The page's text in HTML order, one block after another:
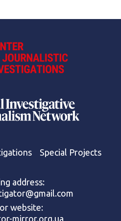
Special Projects
address:
website:
mirror.org.ua